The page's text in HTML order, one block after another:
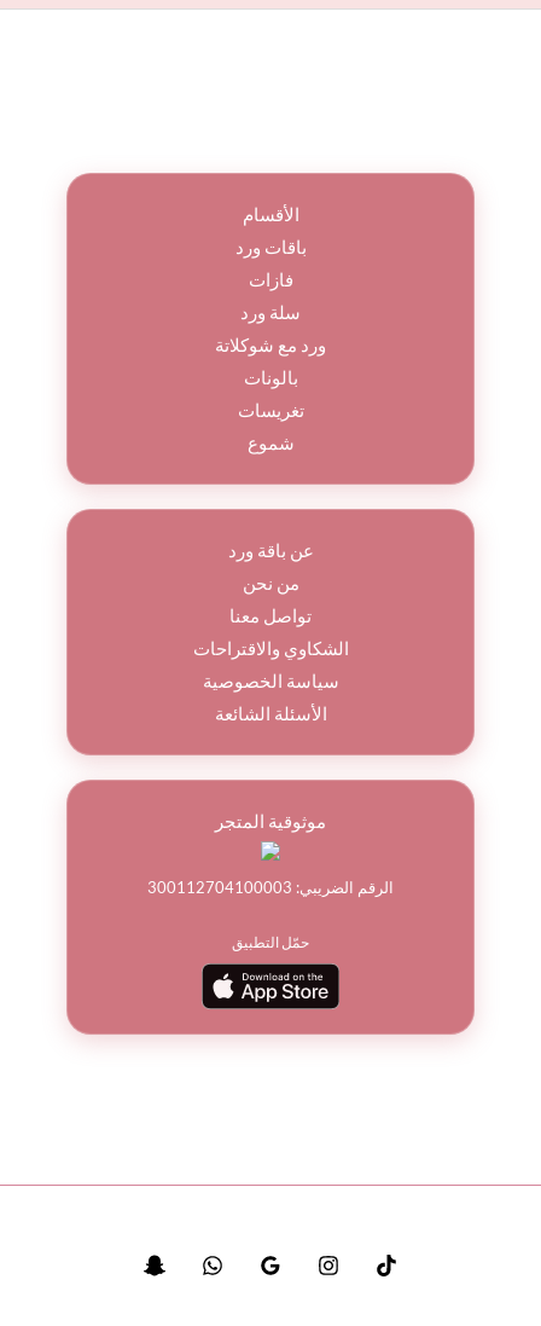
الأقسام
باقات ورد
فازات
سلة ورد
ورد مع شوكلاتة
بالونات
تغريسات
شموع
عن باقة ورد
من نحن
تواصل معنا
الشكاوي والاقتراحات
سياسة الخصوصية
الأسئلة الشائعة
موثوقية المتجر
الرقم الضريبي: 300112704100003
حمّل التطبيق